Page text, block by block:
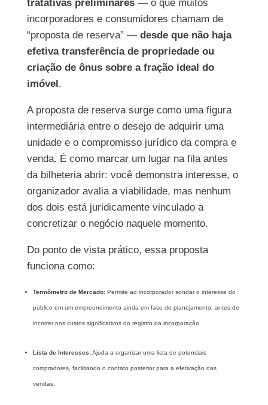
tratativas preliminares— o que muitos
incorporadores e consumidores chamam de
“proposta de reserva” — desde que não haja
efetiva transferência de propriedade ou
criação de ônus sobre a fração ideal do
imóvel .
A proposta de reserva surge como uma figura
intermediária entre o desejo de adquirir uma
unidade e o compromisso jurídico da compra e
venda. É como marcar um lugar na fila antes
da bilheteria abrir: você demonstra interesse, o
organizador avalia a viabilidade, mas nenhum
dos dois está juridicamente vinculado a
concretizar o negócio naquele momento.
Do ponto de vista prático, essa proposta
funciona como:
Termômetro de Mercado:Permite ao incorporador sondar o interesse do
público em um empreendimento ainda em fase de planejamento, antes de
incorrer nos custos significativos do registro da incorporação.
Lista de Interesses:Ajuda a organizar uma lista de potenciais
compradores, facilitando o contato posterior para a efetivação das
vendas.